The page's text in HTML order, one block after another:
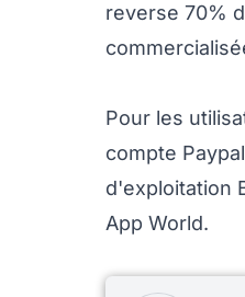
reverse 70%
Pour les
compte
d'exploitation
App World.